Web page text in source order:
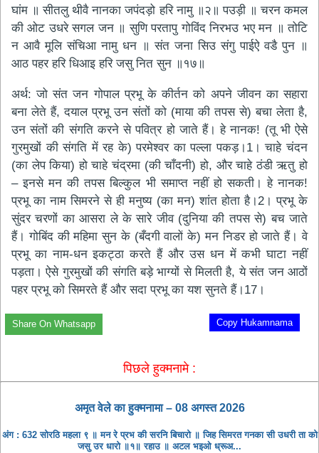
घांम ॥ सीतलु थीवै नानका जपंदड़ो हरि नामु ॥२॥ पउड़ी ॥ चरन कमल
की ओट उधरे सगल जन ॥ सुणि परतापु गोविंद निरभउ भए मन ॥ तोटि
न आवै मूलि संचिआ नामु धन ॥ संत जना सिउ संगु पाईऐ वडै पुन ॥
आठ पहर हरि धिआइ हरि जसु नित सुन ॥१७॥
अर्थ: जो संत जन गोपाल प्रभू के कीर्तन को अपने जीवन का सहारा
बना लेते हैं, दयाल प्रभू उन संतों को (माया की तपस से) बचा लेता है,
उन संतों की संगति करने से पवित्र हो जाते हैं। हे नानक! (तू भी ऐसे
गुरमुखों की संगति में रह के) परमेश्वर का पल्ला पकड़।1। चाहे चंदन
(का लेप किया) हो चाहे चंद्रमा (की चाँदनी) हो, और चाहे ठंडी ऋतु हो
– इनसे मन की तपस बिल्कुल भी समाप्त नहीं हो सकती। हे नानक!
प्रभू का नाम सिमरने से ही मनुष्य (का मन) शांत होता है।2। प्रभू के
सुंदर चरणों का आसरा ले के सारे जीव (दुनिया की तपस से) बच जाते
हैं। गोबिंद की महिमा सुन के (बँदगी वालों के) मन निडर हो जाते हैं। वे
प्रभू का नाम-धन इकट्ठा करते हैं और उस धन में कभी घाटा नहीं
पड़ता। ऐसे गुरमुखों की संगति बड़े भाग्यों से मिलती है, ये संत जन आठों
पहर प्रभू को सिमरते हैं और सदा प्रभू का यश सुनते हैं।17।
Copy Hukamnama
Share On Whatsapp
पिछले हुक्मनामे :
अमृत ​​वेले का हुक्मनामा – 08 अगस्त 2026
अंग : 632 सोरठि महला ९ ॥ मन रे प्रभ की सरनि बिचारो ॥ जिह सिमरत गनका सी उधरी ता को
जसु उर धारो ॥१॥ रहाउ ॥ अटल भइओ ध्रूअ...